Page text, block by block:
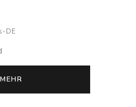
DE
MEHR